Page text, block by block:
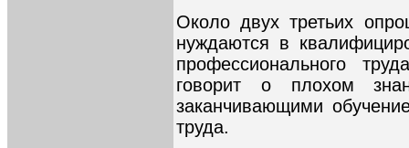
Около двух третьих
нуждаются в
профессионального
говорит о плохом
заканчивающими
труда.